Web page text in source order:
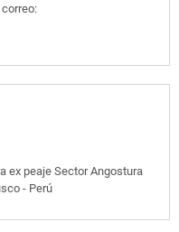
ex peaje Sector Angostura
- Perú